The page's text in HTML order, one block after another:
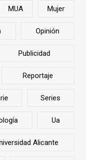
MUA Mujer
Opinión
Publicidad
Reportaje
Series
Ua
Alicante